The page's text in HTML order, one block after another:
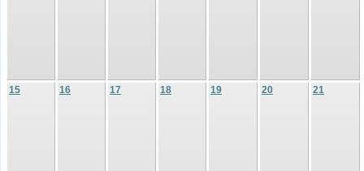
15 16 17 18 19 20 21